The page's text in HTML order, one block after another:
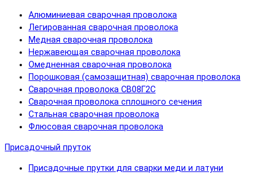
Алюминиевая сварочная проволока
Легированная сварочная проволока
Медная сварочная проволока
Нержавеющая сварочная проволока
Омедненная сварочная проволока
Порошковая (самозащитная) сварочная проволока
Сварочная проволока СВ08Г2С
Сварочная проволока сплошного сечения
Стальная сварочная проволока
Флюсовая сварочная проволока
Присадочный пруток
Присадочные прутки для сварки меди и латуни